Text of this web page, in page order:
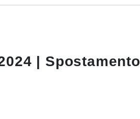
| Spostamento